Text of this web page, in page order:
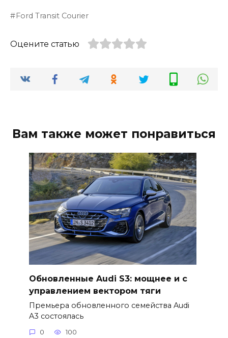
Ford Transit Courier
Оцените статью
Вам также может понравиться
Обновленные Audi S3: мощнее и с
управлением вектором тяги
Премьера обновленного семейства Audi
A3 состоялась
0 100